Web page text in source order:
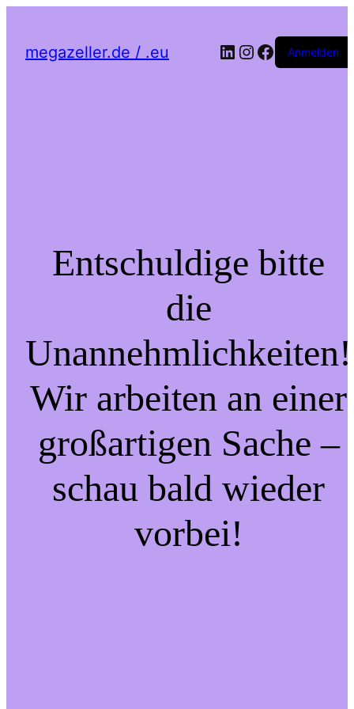
megazeller.de / .eu LinkedIn
Instagram
Facebook
Anmelden
Entschuldige bitte
die
Unannehmlichkeiten!
Wir arbeiten an einer
großartigen Sache –
schau bald wieder
vorbei!